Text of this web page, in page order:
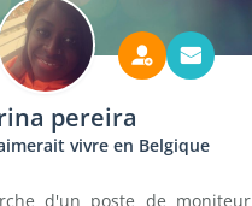
pereira
vivre en Belgique
d'un poste de moniteur